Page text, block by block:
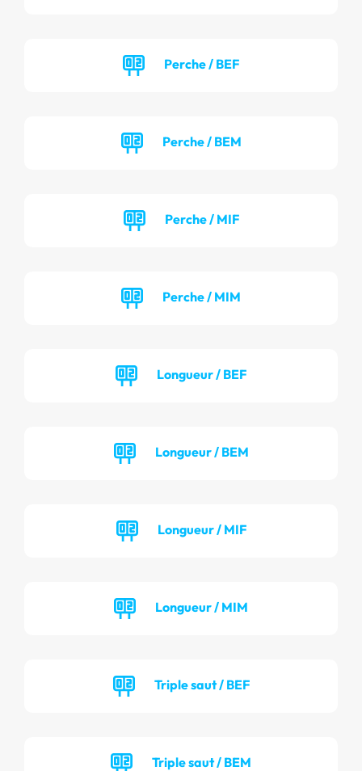
Perche / BEF
Perche / BEM
Perche / MIF
Perche / MIM
Longueur / BEF
Longueur / BEM
Longueur / MIF
Longueur / MIM
Triple saut / BEF
Triple saut / BEM